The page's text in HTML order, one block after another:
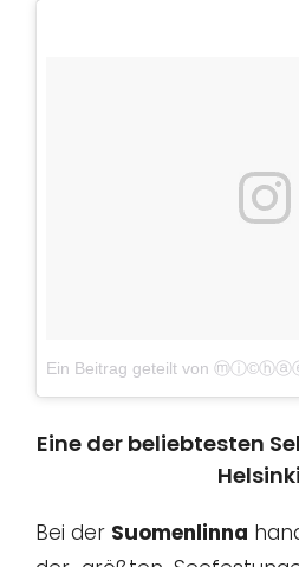
Eine der beliebtesten
Bei der Suomenlinna